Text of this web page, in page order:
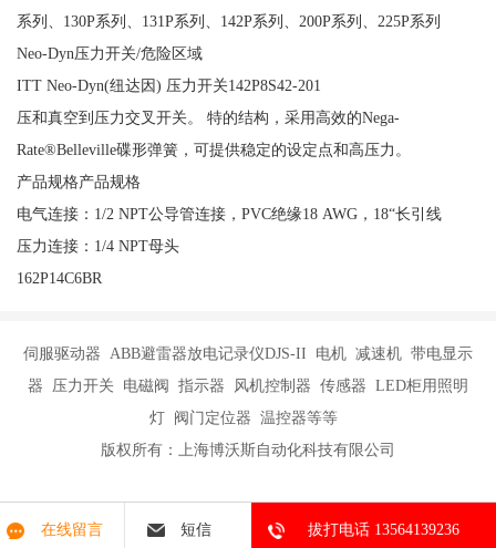
系列、130P系列、131P系列、142P系列、200P系列、225P系列
Neo-Dyn压力开关/危险区域
ITT Neo-Dyn(纽达因) 压力开关142P8S42-201
压和真空到压力交叉开关。 特的结构，采用高效的Nega-
Rate®Belleville碟形弹簧，可提供稳定的设定点和高压力。
产品规格产品规格
电气连接：1/2 NPT公导管连接，PVC绝缘18 AWG，18“长引线
压力连接：1/4 NPT母头
162P14C6BR
伺服驱动器 ABB避雷器放电记录仪DJS-II 电机 减速机 带电显示
器 压力开关 电磁阀 指示器 风机控制器 传感器 LED柜用照明
灯 阀门定位器 温控器等等
版权所有：上海博沃斯自动化科技有限公司
在线留言 短信 拔打电话 13564139236